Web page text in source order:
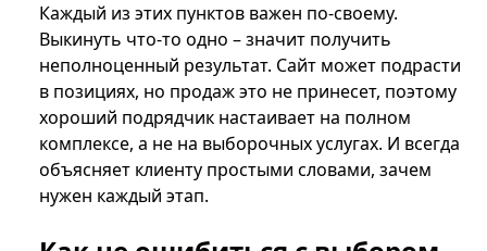
Каждый из этих пунктов важен по-своему.
Выкинуть что-то одно – значит получить
неполноценный результат. Сайт может подрасти
в позициях, но продаж это не принесет, поэтому
хороший подрядчик настаивает на полном
комплексе, а не на выборочных услугах. И всегда
объясняет клиенту простыми словами, зачем
нужен каждый этап.